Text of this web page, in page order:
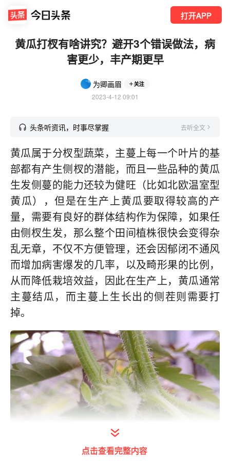
打开APP
黄瓜打杈有啥讲究？避开3个错误做法，病
害更少，丰产期更早
为卿画眉 关注
2023-4-12 09:01
头条听资讯，时事尽掌握 去听全文
黄瓜属于分杈型蔬菜，主蔓上每一个叶片的基
部都有产生侧杈的潜能，而且一些品种的黄瓜
生发侧蔓的能力还较为健旺（比如北欧温室型
黄瓜），但是在生产上黄瓜要取得较高的产
量，需要有良好的群体结构作为保障，如果任
由侧杈生发，那么整个田间植株很快会变得杂
乱无章，不仅不方便管理，还会因郁闭不通风
而增加病害爆发的几率，以及畸形果的比例，
从而降低栽培效益，因此在生产上，黄瓜通常
主蔓结瓜，而主蔓上生长出的侧茬则需要打
掉。
点击查看完整内容